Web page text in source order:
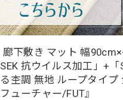
下敷き マット 幅
抗ウイルス加工」+「
杢調 無地 ループタイプ
ューチャー/FUT』